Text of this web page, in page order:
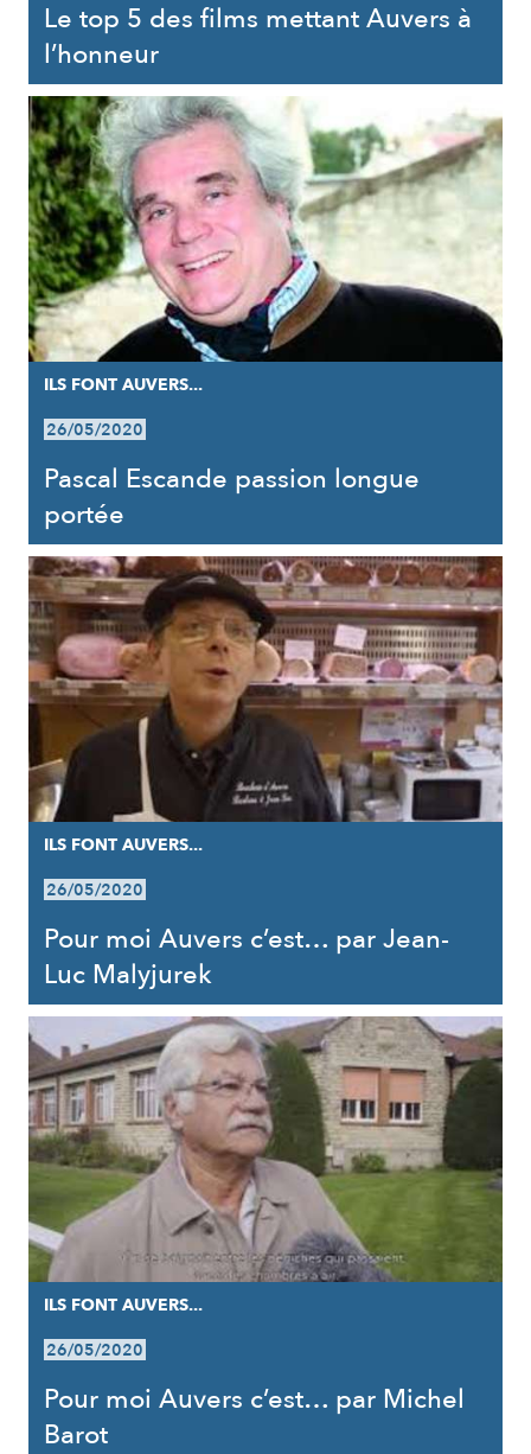
Le top 5 des films mettant Auvers à
l’honneur
ILS FONT AUVERS...
26/05/2020
Pascal Escande passion longue
portée
ILS FONT AUVERS...
26/05/2020
Pour moi Auvers c’est… par Jean-
Luc Malyjurek
ILS FONT AUVERS...
26/05/2020
Pour moi Auvers c’est… par Michel
Barot